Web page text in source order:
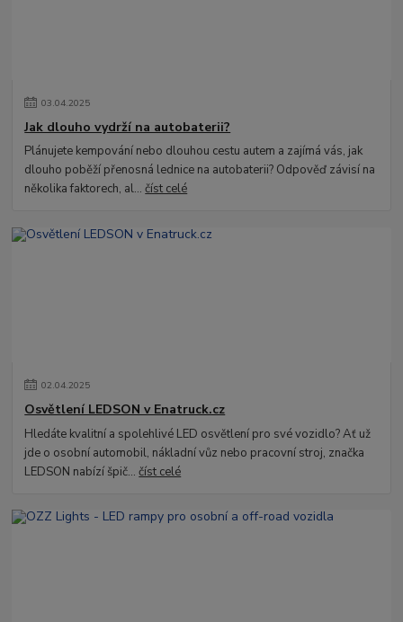
03.04.2025
Jak dlouho vydrží na autobaterii?
Plánujete kempování nebo dlouhou cestu autem a zajímá vás, jak
dlouho poběží přenosná lednice na autobaterii? Odpověď závisí na
několika faktorech, al...číst celé
02.04.2025
Osvětlení LEDSON v Enatruck.cz
Hledáte kvalitní a spolehlivé LED osvětlení pro své vozidlo? Ať už
jde o osobní automobil, nákladní vůz nebo pracovní stroj, značka
LEDSON nabízí špič...číst celé